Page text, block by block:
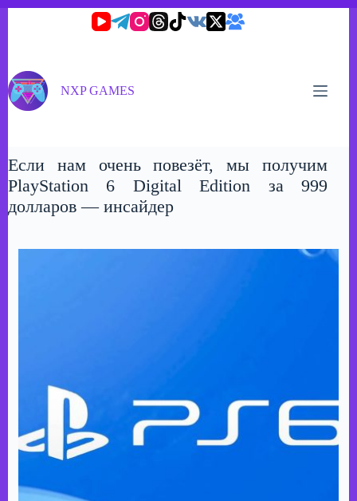
NXP GAMES
Если нам очень повезёт, мы получим
PlayStation 6 Digital Edition за 999
долларов — инсайдер